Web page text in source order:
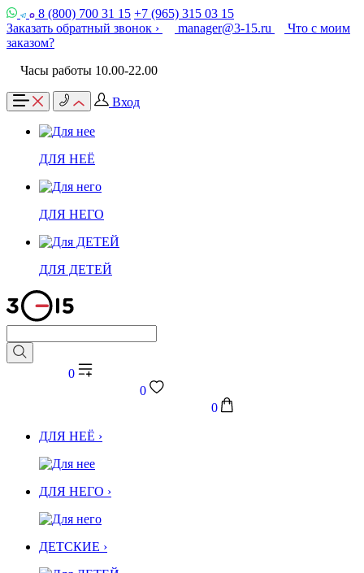
8 (800) 700 31 15 +7 (965) 315 03 15
Заказать обратный звонок ›
manager@3-15.ru
Что с моим
заказом?
Часы работы 10.00-22.00
Вход
ДЛЯ НЕЁ
ДЛЯ НЕГО
ДЛЯ ДЕТЕЙ
0
0
0
ДЛЯ НЕЁ ›
ДЛЯ НЕГО ›
ДЕТСКИЕ ›